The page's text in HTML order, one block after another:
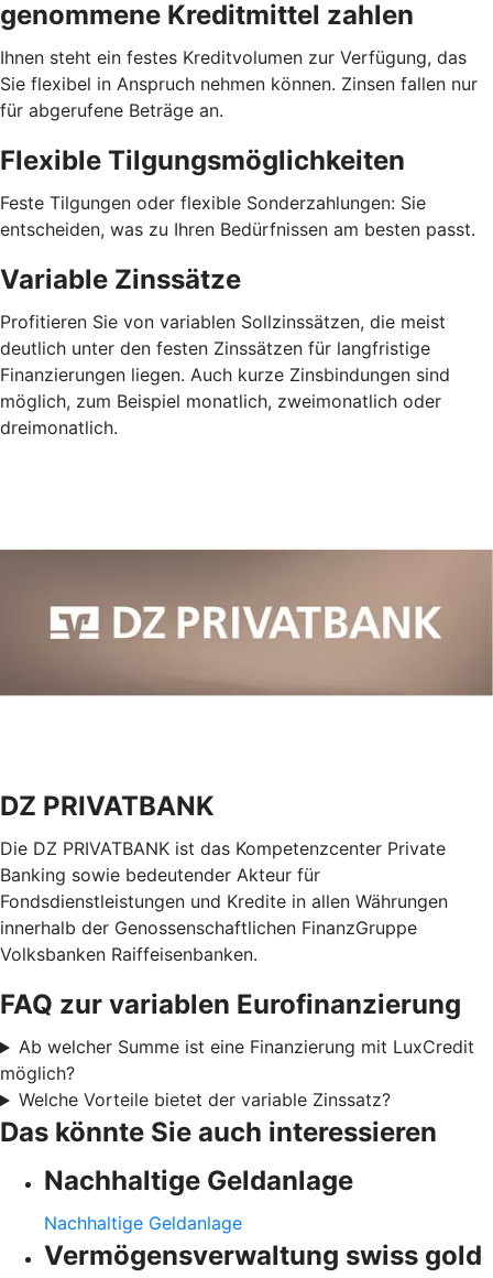
genommene Kreditmittel zahlen
Ihnen steht ein festes Kreditvolumen zur Verfügung, das
Sie flexibel in Anspruch nehmen können. Zinsen fallen nur
für abgerufene Beträge an.
Flexible Tilgungsmöglichkeiten
Feste Tilgungen oder flexible Sonderzahlungen: Sie
entscheiden, was zu Ihren Bedürfnissen am besten passt.
Variable Zinssätze
Profitieren Sie von variablen Sollzinssätzen, die meist
deutlich unter den festen Zinssätzen für langfristige
Finanzierungen liegen. Auch kurze Zinsbindungen sind
möglich, zum Beispiel monatlich, zweimonatlich oder
dreimonatlich.
DZ PRIVATBANK
Die DZ PRIVATBANK ist das Kompetenzcenter Private
Banking sowie bedeutender Akteur für
Fondsdienstleistungen und Kredite in allen Währungen
innerhalb der Genossenschaftlichen FinanzGruppe
Volksbanken Raiffeisenbanken.
FAQ zur variablen Eurofinanzierung
Ab welcher Summe ist eine Finanzierung mit LuxCredit
möglich?
Welche Vorteile bietet der variable Zinssatz?
Das könnte Sie auch interessieren
Nachhaltige Geldanlage
Nachhaltige Geldanlage
Vermögensverwaltung swiss gold